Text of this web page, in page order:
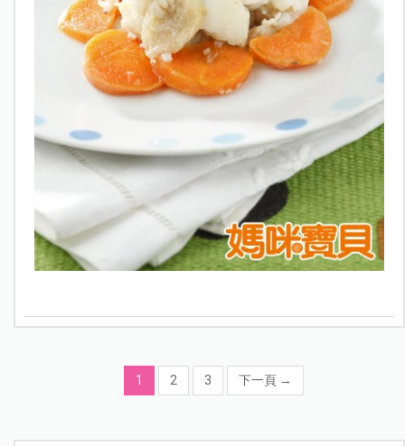
1 2 3 下一頁 →